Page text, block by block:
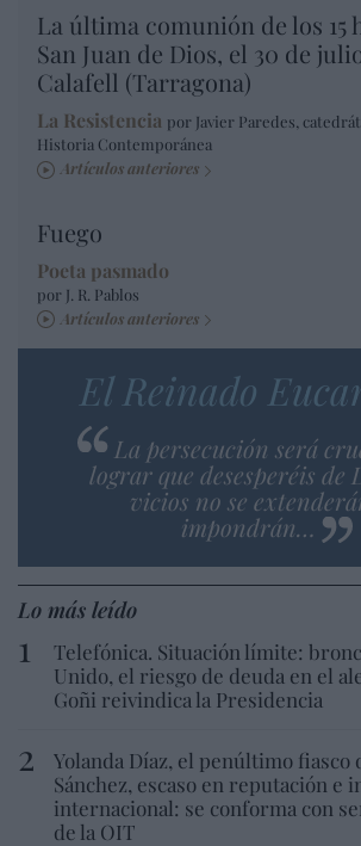
La última comunión de los 15
San Juan de Dios, el 30 de
Calafell (Tarragona)
La Resistencia por Javier Paredes,
Historia Contemporánea
Artículos anteriores
Fuego
Poeta pasmado
por J. R. Pablos
Artículos anteriores
El Reinado
La persecución será
lograr que desesperéis de
vicios no se
impondrán…
Lo más leído
Telefónica. Situación límite:
Unido, el riesgo de deuda en el
Goñi reivindica la Presidencia
Yolanda Díaz, el penúltimo fiasco
Sánchez, escaso en reputación e
internacional: se conforma con
de la OIT